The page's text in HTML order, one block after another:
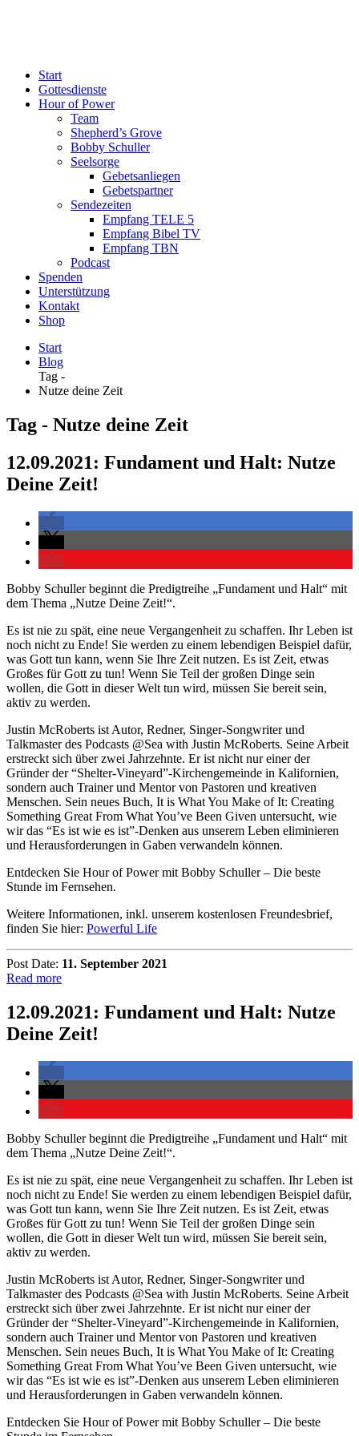
Start
Gottesdienste
Hour of Power
Team
Shepherd’s Grove
Bobby Schuller
Seelsorge
Gebetsanliegen
Gebetspartner
Sendezeiten
Empfang TELE 5
Empfang Bibel TV
Empfang TBN
Podcast
Spenden
Unterstützung
Kontakt
Shop
Start
Blog
Tag -
Nutze deine Zeit
Tag - Nutze deine Zeit
12.09.2021: Fundament und Halt: Nutze
Deine Zeit!
Bobby Schuller beginnt die Predigtreihe „Fundament und Halt“ mit
dem Thema „Nutze Deine Zeit!“.
Es ist nie zu spät, eine neue Vergangenheit zu schaffen. Ihr Leben ist
noch nicht zu Ende! Sie werden zu einem lebendigen Beispiel dafür,
was Gott tun kann, wenn Sie Ihre Zeit nutzen. Es ist Zeit, etwas
Großes für Gott zu tun! Wenn Sie Teil der großen Dinge sein
wollen, die Gott in dieser Welt tun wird, müssen Sie bereit sein,
aktiv zu werden.
Justin McRoberts ist Autor, Redner, Singer-Songwriter und
Talkmaster des Podcasts @Sea with Justin McRoberts. Seine Arbeit
erstreckt sich über zwei Jahrzehnte. Er ist nicht nur einer der
Gründer der “Shelter-Vineyard”-Kirchengemeinde in Kalifornien,
sondern auch Trainer und Mentor von Pastoren und kreativen
Menschen. Sein neues Buch, It is What You Make of It: Creating
Something Great From What You’ve Been Given untersucht, wie
wir das “Es ist wie es ist”-Denken aus unserem Leben eliminieren
und Herausforderungen in Gaben verwandeln können.
Entdecken Sie Hour of Power mit Bobby Schuller – Die beste
Stunde im Fernsehen.
Weitere Informationen, inkl. unserem kostenlosen Freundesbrief,
finden Sie hier: Powerful Life
Post Date: 11. September 2021
Read more
12.09.2021: Fundament und Halt: Nutze
Deine Zeit!
Bobby Schuller beginnt die Predigtreihe „Fundament und Halt“ mit
dem Thema „Nutze Deine Zeit!“.
Es ist nie zu spät, eine neue Vergangenheit zu schaffen. Ihr Leben ist
noch nicht zu Ende! Sie werden zu einem lebendigen Beispiel dafür,
was Gott tun kann, wenn Sie Ihre Zeit nutzen. Es ist Zeit, etwas
Großes für Gott zu tun! Wenn Sie Teil der großen Dinge sein
wollen, die Gott in dieser Welt tun wird, müssen Sie bereit sein,
aktiv zu werden.
Justin McRoberts ist Autor, Redner, Singer-Songwriter und
Talkmaster des Podcasts @Sea with Justin McRoberts. Seine Arbeit
erstreckt sich über zwei Jahrzehnte. Er ist nicht nur einer der
Gründer der “Shelter-Vineyard”-Kirchengemeinde in Kalifornien,
sondern auch Trainer und Mentor von Pastoren und kreativen
Menschen. Sein neues Buch, It is What You Make of It: Creating
Something Great From What You’ve Been Given untersucht, wie
wir das “Es ist wie es ist”-Denken aus unserem Leben eliminieren
und Herausforderungen in Gaben verwandeln können.
Entdecken Sie Hour of Power mit Bobby Schuller – Die beste